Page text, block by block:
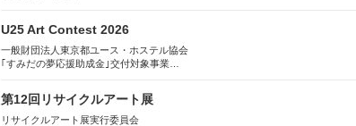
U25 Art Contest 2026
一般財団法人東京都ユース・ホステル協会
｢すみだの夢応援助成金｣交付対象事業
第12回リサイクルアート展
リサイクルアート展実行委員会